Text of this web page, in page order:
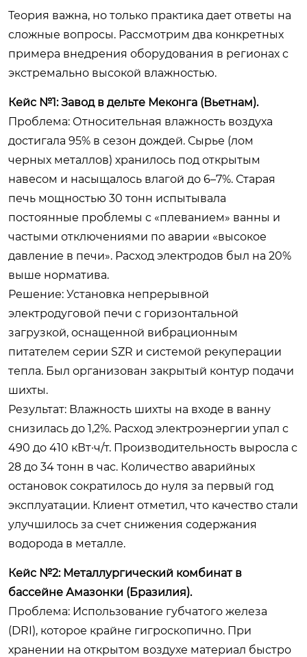
Теория важна, но только практика дает ответы на
сложные вопросы. Рассмотрим два конкретных
примера внедрения оборудования в регионах с
экстремально высокой влажностью.
Кейс №1: Завод в дельте Меконга (Вьетнам).
Проблема: Относительная влажность воздуха
достигала 95% в сезон дождей. Сырье (лом
черных металлов) хранилось под открытым
навесом и насыщалось влагой до 6–7%. Старая
печь мощностью 30 тонн испытывала
постоянные проблемы с «плеванием» ванны и
частыми отключениями по аварии «высокое
давление в печи». Расход электродов был на 20%
выше норматива.
Решение: Установка непрерывной
электродуговой печи с горизонтальной
загрузкой, оснащенной вибрационным
питателем серии SZR и системой рекуперации
тепла. Был организован закрытый контур подачи
шихты.
Результат: Влажность шихты на входе в ванну
снизилась до 1,2%. Расход электроэнергии упал с
490 до 410 кВт·ч/т. Производительность выросла с
28 до 34 тонн в час. Количество аварийных
остановок сократилось до нуля за первый год
эксплуатации. Клиент отметил, что качество стали
улучшилось за счет снижения содержания
водорода в металле.
Кейс №2: Металлургический комбинат в
бассейне Амазонки (Бразилия).
Проблема: Использование губчатого железа
(DRI), которое крайне гигроскопично. При
хранении на открытом воздухе материал быстро